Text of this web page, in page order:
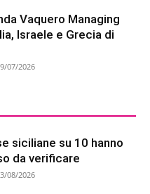
Vaquero Managing
Israele e Grecia di
07/2026
siciliane su 10 hanno
da verificare
08/2026